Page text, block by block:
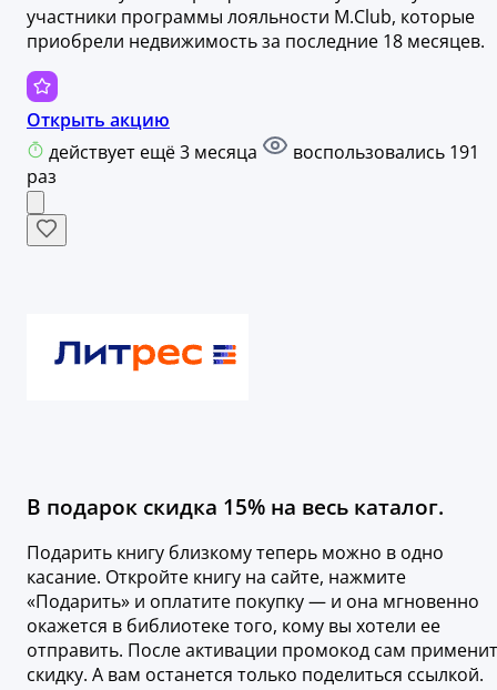
участники программы лояльности M.Club, которые
приобрели недвижимость за последние 18 месяцев.
Открыть акцию
действует ещё 3 месяца
воспользовались 191
раз
В подарок скидка 15% на весь каталог.
Подарить книгу близкому теперь можно в одно
касание. Откройте книгу на сайте, нажмите
«Подарить» и оплатите покупку — и она мгновенно
окажется в библиотеке того, кому вы хотели ее
отправить. После активации промокод сам применит
скидку. А вам останется только поделиться ссылкой.